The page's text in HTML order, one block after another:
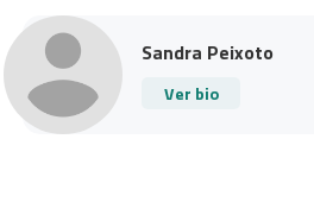
Sandra Peixoto
Ver bio